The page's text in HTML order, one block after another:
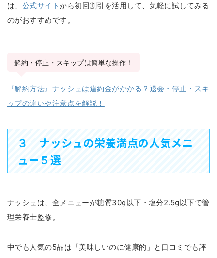
は、 公式サイトから初回割引を活用して、気軽に試してみる
のがおすすめです。
解約・停止・スキップは簡単な操作！
『解約方法』ナッシュは違約金がかかる？退会・停止・スキ
ップの違いや注意点を解説！
３ ナッシュの栄養満点の人気メニ
ュー５選
ナッシュは、全メニューが糖質30g以下・塩分2.5g以下で管
理栄養士監修。
中でも人気の5品は「美味しいのに健康的」と口コミでも評